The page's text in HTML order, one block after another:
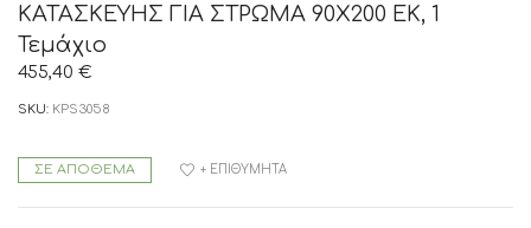
ΚΑΤΑΣΚΕΥΗΣ ΓΙΑ ΣΤΡΩΜΑ 90Χ200 ΕΚ, 1
Τεμάχιο
455,40 €
SKU: KPS3058
ΣΕ ΑΠΌΘΕΜΑ + ΕΠΙΘΥΜΗΤΆ